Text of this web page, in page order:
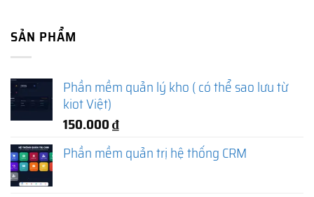
SẢN PHẨM
Phần mềm quản lý kho ( có thể sao lưu từ
kiot Việt)
150.000₫
Phần mềm quản trị hệ thống CRM